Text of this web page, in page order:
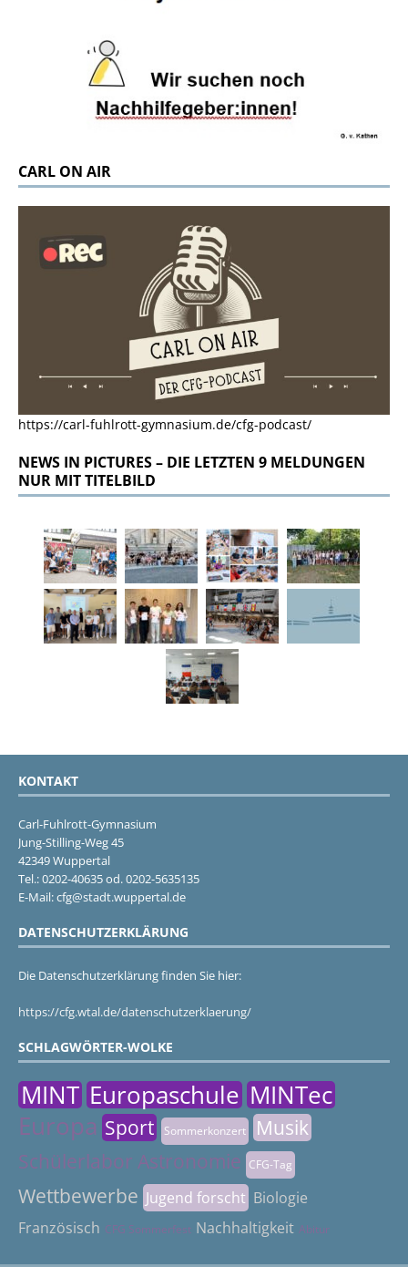
CARL ON AIR
https://carl-fuhlrott-gymnasium.de/cfg-podcast/
NEWS IN PICTURES – DIE LETZTEN 9 MELDUNGEN
NUR MIT TITELBILD
KONTAKT
Carl-Fuhlrott-Gymnasium
Jung-Stilling-Weg 45
42349 Wuppertal
Tel.: 0202-40635 od. 0202-5635135
E-Mail: cfg@stadt.wuppertal.de
DATENSCHUTZERKLÄRUNG
Die Datenschutzerklärung finden Sie hier:
https://cfg.wtal.de/datenschutzerklaerung/
SCHLAGWÖRTER-WOLKE
MINT Europaschule MINTec
Europa Sport Sommerkonzert
Musik
Schülerlabor Astronomie CFG-Tag
Wettbewerbe Jugend forscht Biologie
Französisch CFG Sommerfest Nachhaltigkeit Abitur